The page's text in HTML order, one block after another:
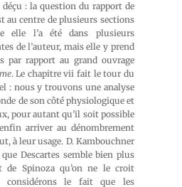
déçu : la question du rapport de
au centre de plusieurs sections
elle l’a été dans plusieurs
de l’auteur, mais elle y prend
par rapport au grand ouvrage
. Le chapitre vii fait le tour du
: nous y trouvons une analyse
de son côté physiologique et
pour autant qu’il soit possible
arriver au dénombrement
à leur usage. D. Kambouchner
Descartes semble bien plus
de Spinoza qu’on ne le croit
considérons le fait que les